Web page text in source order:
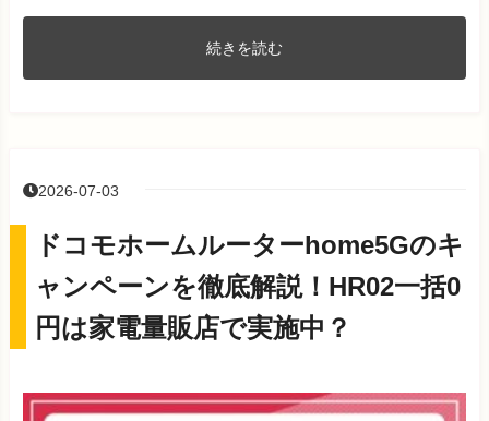
続きを読む
2026-07-03
ドコモホームルーターhome5Gのキ
ャンペーンを徹底解説！HR02一括0
円は家電量販店で実施中？